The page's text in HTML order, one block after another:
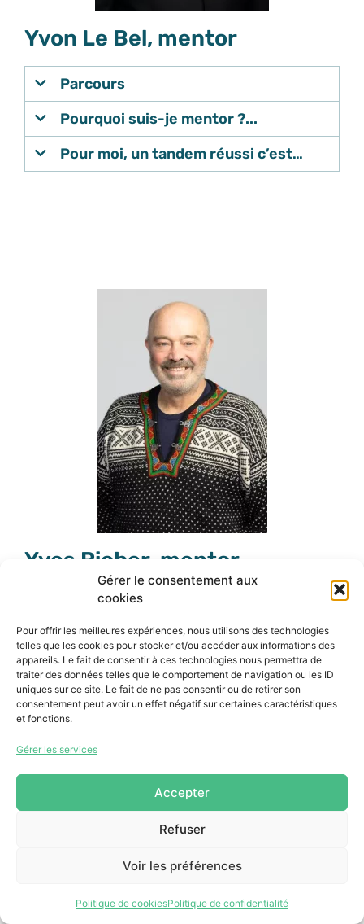
Gérer le consentement aux
cookies
Pour offrir les meilleures expériences, nous utilisons des technologies
telles que les cookies pour stocker et/ou accéder aux informations des
appareils. Le fait de consentir à ces technologies nous permettra de
traiter des données telles que le comportement de navigation ou les ID
uniques sur ce site. Le fait de ne pas consentir ou de retirer son
consentement peut avoir un effet négatif sur certaines caractéristiques
et fonctions.
Gérer les services
Accepter
Refuser
Voir les préférences
Politique de cookiesPolitique de confidentialité
Yvon Le Bel, mentor
Parcours
Pourquoi suis-je mentor ?...
Pour moi, un tandem réussi c’est…
Yves Richer, mentor
Parcours
Pourquoi suis-je mentor ?...
Pour moi, un tandem réussi c’est…